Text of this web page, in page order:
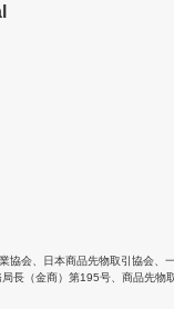
協会 日本商品先物取引協会
長（金商）第195号、商品先物